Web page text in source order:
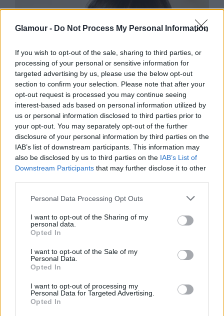
Glamour - Do Not Process My Personal Information
If you wish to opt-out of the sale, sharing to third parties, or
processing of your personal or sensitive information for
targeted advertising by us, please use the below opt-out
section to confirm your selection. Please note that after your
opt-out request is processed you may continue seeing
interest-based ads based on personal information utilized by
us or personal information disclosed to third parties prior to
your opt-out. You may separately opt-out of the further
disclosure of your personal information by third parties on the
IAB’s list of downstream participants. This information may
also be disclosed by us to third parties on the IAB’s List of
Downstream Participants that may further disclose it to other
Please note that this website/app uses one or more Google
not limited to your visit or usage behaviour. You may click to
grant or deny consent to Google and its third-party tags to
use your data for below specified purposes in below Google
consent section.
Personal Data Processing Opt Outs
I want to opt-out of the Sharing of my
personal data.
Opted In
I want to opt-out of the Sale of my
Personal Data.
Opted In
I want to opt-out of processing my
Personal Data for Targeted Advertising.
Opted In
SZTÁRHÍREK
Dakota Johnson egy szál
csipkebugyiban érkezett a párizsi
divathétre, csak úgy áradt belőle a
sikk